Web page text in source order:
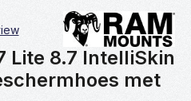
van 5 sterren
Lite 8.7 IntelliSkin
met